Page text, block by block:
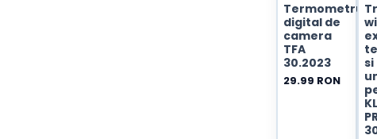
Termometru
digital de
camera
TFA
30.2023
29.99 RON
si